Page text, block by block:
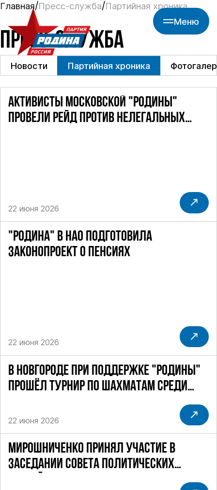
Меню
Главная Пресс-служба Партийная хроника
ПРЕСС-СЛУЖБА
Новости Партийная хроника
АКТИВИСТЫ МОСКОВСКОЙ "РОДИНЫ"
ПРОВЕЛИ РЕЙД ПРОТИВ НЕЛЕГАЛЬНЫХ
22 июня 2026
"РОДИНА" В НАО ПОДГОТОВИЛА
ЗАКОНОПРОЕКТ О ПЕНСИЯХ
22 июня 2026
В НОВГОРОДЕ ПРИ ПОДДЕРЖКЕ "РОДИНЫ"
ПРОШЁЛ ТУРНИР ПО ШАХМАТАМ СРЕДИ
22 июня 2026
МИРОШНИЧЕНКО ПРИНЯЛ УЧАСТИЕ В
ЗАСЕДАНИИ СОВЕТА ПОЛИТИЧЕСКИХ